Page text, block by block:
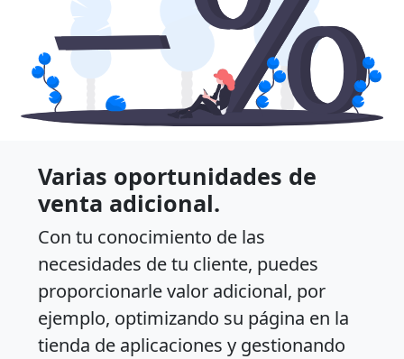
Varias oportunidades de
venta adicional.
Con tu conocimiento de las
necesidades de tu cliente, puedes
proporcionarle valor adicional, por
ejemplo, optimizando su página en la
tienda de aplicaciones y gestionando